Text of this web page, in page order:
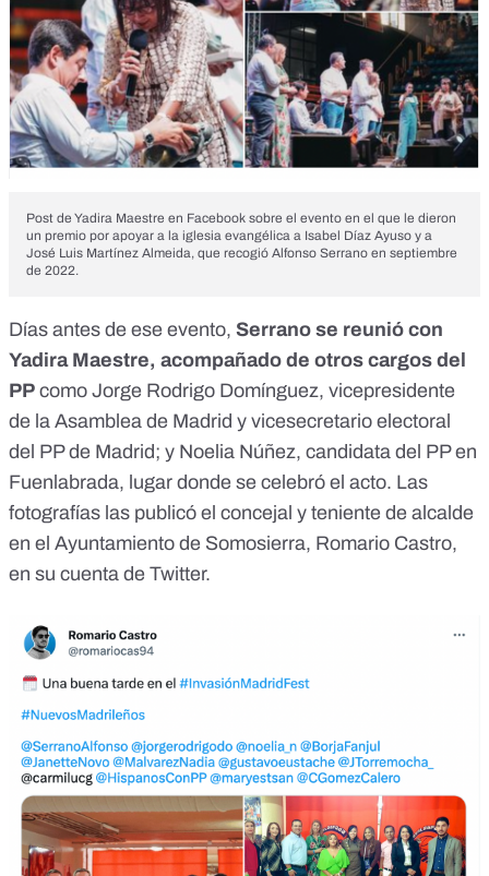
Post de Yadira Maestre en Facebook sobre el evento en el que le dieron
un premio por apoyar a la iglesia evangélica a Isabel Díaz Ayuso y a
José Luis Martínez Almeida, que recogió Alfonso Serrano en septiembre
de 2022.
Días antes de ese evento, Serrano se reunió con
Yadira Maestre, acompañado de otros cargos del
PP como Jorge Rodrigo Domínguez, vicepresidente
de la Asamblea de Madrid y vicesecretario electoral
del PP de Madrid; y Noelia Núñez, candidata del PP en
Fuenlabrada, lugar donde se celebró el acto. Las
fotografías las publicó el concejal y teniente de alcalde
en el Ayuntamiento de Somosierra, Romario Castro,
en su cuenta de Twitter.